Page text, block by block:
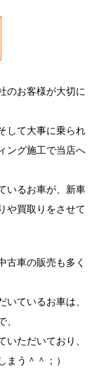
のお客様が大切に
して大事に乗られ
ング施工で当店へ
いるお車が、新車
や買取りをさせて
古車の販売も多く
ているお車は、
ただいており、
う＾＾；）